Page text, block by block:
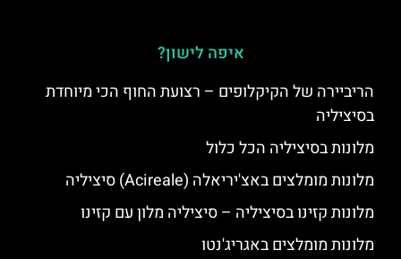
איפה לישון?
הריביירה של הקיקלופים – רצועת החוף הכי מיוחדת
בסיציליה
מלונות בסיציליה הכל כלול
מלונות מומלצים באצ'יריאלה (Acireale) סיציליה
מלונות קזינו בסיציליה – סיציליה מלון עם קזינו
מלונות מומלצים באגריג'נטו